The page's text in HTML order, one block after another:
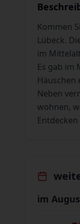
Kommen
Lübeck.
im
Es gab im
Neben
wohnen,
im